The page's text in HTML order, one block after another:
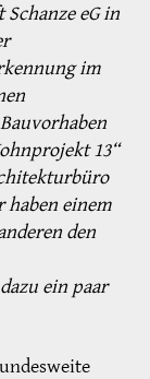
eG in
im
13“
haben einem
den
ein paar